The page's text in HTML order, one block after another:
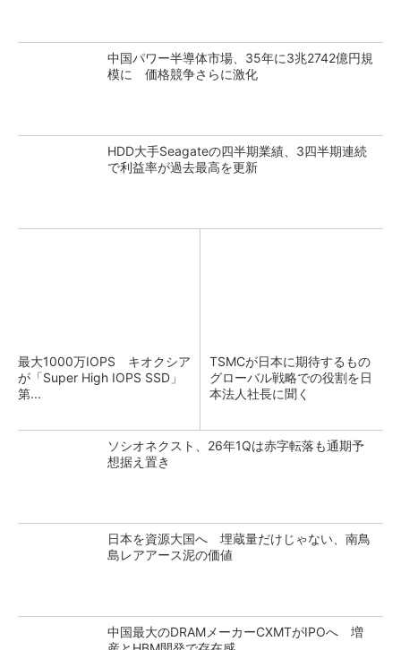
中国パワー半導体市場、35年に3兆2742億円規
模に 価格競争さらに激化
HDD大手Seagateの四半期業績、3四半期連続
で利益率が過去最高を更新
最大1000万IOPS キオクシア
が「Super High IOPS SSD」
第...
TSMCが日本に期待するもの
グローバル戦略での役割を日
本法人社長に聞く
ソシオネクスト、26年1Qは赤字転落も通期予
想据え置き
日本を資源大国へ 埋蔵量だけじゃない、南鳥
島レアアース泥の価値
中国最大のDRAMメーカーCXMTがIPOへ 増